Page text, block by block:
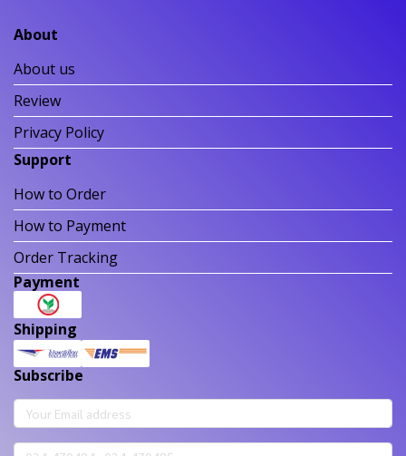
About
About us
Review
Privacy Policy
Support
How to Order
How to Payment
Order Tracking
Payment
Shipping
Subscribe